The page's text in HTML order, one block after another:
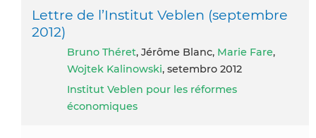
Lettre de l’Institut Veblen (septembre
2012)
Bruno Théret, Jérôme Blanc, Marie Fare,
Wojtek Kalinowski, setembro 2012
Institut Veblen pour les réformes
économiques